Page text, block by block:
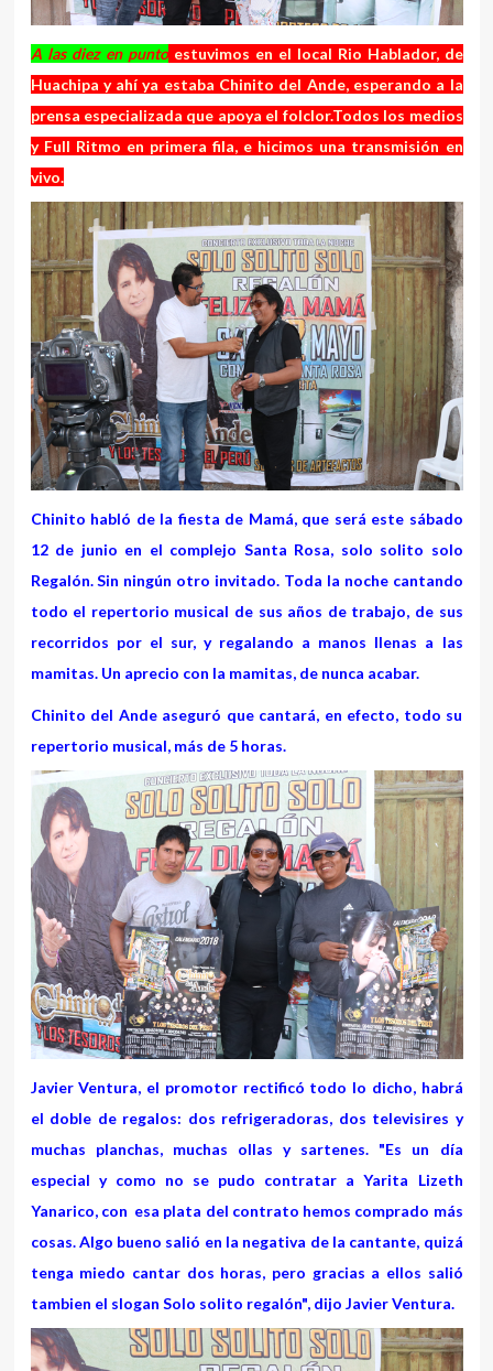
A las diez en punto estuvimos en el local Rio Hablador, de
Huachipa y ahí ya estaba Chinito del Ande, esperando a la
prensa especializada que apoya el folclor.Todos los medios
y Full Ritmo en primera fila, e hicimos una transmisión en
vivo.
Chinito habló de la fiesta de Mamá, que será este sábado
12 de junio en el complejo Santa Rosa, solo solito solo
Regalón. Sin ningún otro invitado. Toda la noche cantando
todo el repertorio musical de sus años de trabajo, de sus
recorridos por el sur, y regalando a manos llenas a las
mamitas. Un aprecio con la mamitas, de nunca acabar.
Chinito del Ande aseguró que cantará, en efecto, todo su
repertorio musical, más de 5 horas.
Javier Ventura, el promotor rectificó todo lo dicho, habrá
el doble de regalos: dos refrigeradoras, dos televisires y
muchas planchas, muchas ollas y sartenes. "Es un día
especial y como no se pudo contratar a Yarita Lizeth
Yanarico, con esa plata del contrato hemos comprado más
cosas. Algo bueno salió en la negativa de la cantante, quizá
tenga miedo cantar dos horas, pero gracias a ellos salió
tambien el slogan Solo solito regalón", dijo Javier Ventura.